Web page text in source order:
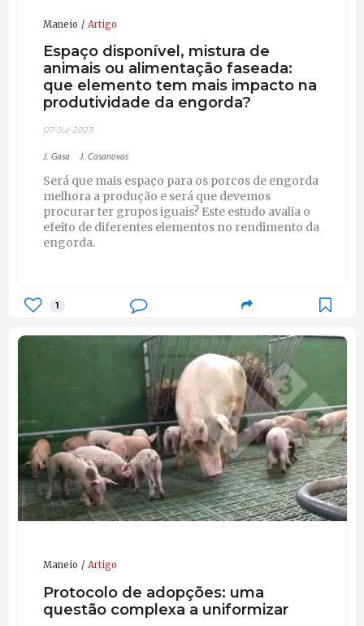
Maneio Artigo
Espaço disponível, mistura de
animais ou alimentação faseada:
que elemento tem mais impacto na
produtividade da engorda?
07-Jul-2023
J. Gasa J. Casanovas
Será que mais espaço para os porcos de engorda
melhora a produção e será que devemos
procurar ter grupos iguais? Este estudo avalia o
efeito de diferentes elementos no rendimento da
engorda.
1
Maneio Artigo
Protocolo de adopções: uma
questão complexa a uniformizar